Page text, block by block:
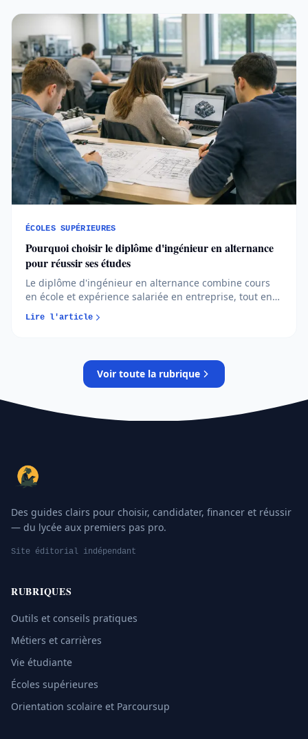
de plus en plus de futurs ingénieurs, y compris dans
un marché de l'emploi devenu plus exigeant. Voici tout
ce que vous devez savoir avant de vous lancer dans
cette aventure stimulante et formatrice.
ÉCOLES SUPÉRIEURES
Pourquoi choisir le diplôme d'ingénieur en alternance
pour réussir ses études
Le diplôme d'ingénieur en alternance combine cours
en école et expérience salariée en entreprise, tout en
forge un professionnel opérationnel dès l'obtention du
de plus en plus de futurs ingénieurs, y compris dans
un marché de l'emploi devenu plus exigeant. Voici tout
cette aventure stimulante et formatrice.
Lire l'article
Voir toute la rubrique
Des guides clairs pour choisir, candidater, financer et réussir
— du lycée aux premiers pas pro.
Site éditorial indépendant
RUBRIQUES
Outils et conseils pratiques
Métiers et carrières
Vie étudiante
Écoles supérieures
Orientation scolaire et Parcoursup